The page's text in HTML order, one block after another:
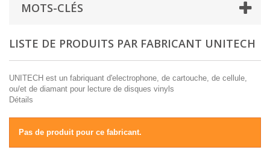
MOTS-CLÉS
LISTE DE PRODUITS PAR FABRICANT UNITECH
UNITECH est un fabriquant d'electrophone, de cartouche, de cellule,
ou/et de diamant pour lecture de disques vinyls
Détails
Pas de produit pour ce fabricant.